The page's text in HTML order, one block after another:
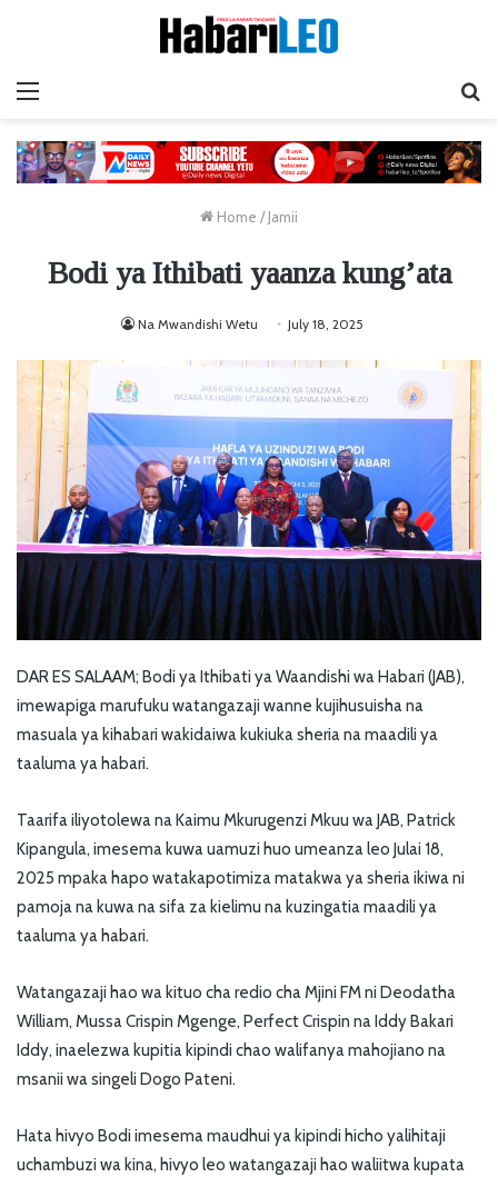
Home / Jamii
Bodi ya Ithibati yaanza kung’ata
Na Mwandishi Wetu July 18, 2025
DAR ES SALAAM; Bodi ya Ithibati ya Waandishi wa Habari (JAB),
imewapiga marufuku watangazaji wanne kujihusuisha na
masuala ya kihabari wakidaiwa kukiuka sheria na maadili ya
taaluma ya habari.
Taarifa iliyotolewa na Kaimu Mkurugenzi Mkuu wa JAB, Patrick
Kipangula, imesema kuwa uamuzi huo umeanza leo Julai 18,
2025 mpaka hapo watakapotimiza matakwa ya sheria ikiwa ni
pamoja na kuwa na sifa za kielimu na kuzingatia maadili ya
taaluma ya habari.
Watangazaji hao wa kituo cha redio cha Mjini FM ni Deodatha
William, Mussa Crispin Mgenge, Perfect Crispin na Iddy Bakari
Iddy, inaelezwa kupitia kipindi chao walifanya mahojiano na
msanii wa singeli Dogo Pateni.
Hata hivyo Bodi imesema maudhui ya kipindi hicho yalihitaji
uchambuzi wa kina, hivyo leo watangazaji hao waliitwa kupata